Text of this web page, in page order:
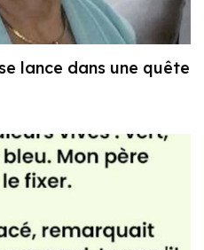
lance dans une quête